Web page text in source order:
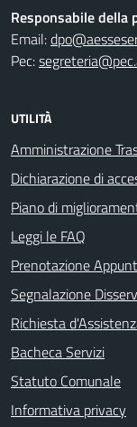
Responsabile della
Email:
Pec:
UTILITÀ
Amministrazione
Dichiarazione di
Piano di
Leggi le FAQ
Prenotazione
Segnalazione
Richiesta
Bacheca Servizi
Statuto Comunale
Informativa privacy